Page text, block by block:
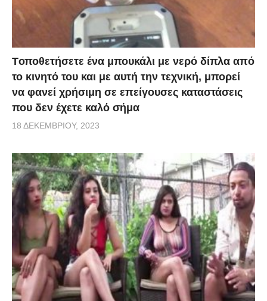
Tοποθετήσετε ένα μπουκάλι με νερό δίπλα από
το κινητό του και με αυτή την τεχνική, μπορεί
να φανεί χρήσιμη σε επείγουσες καταστάσεις
που δεν έχετε καλό σήμα
18 ΔΕΚΕΜΒΡΊΟΥ, 2023